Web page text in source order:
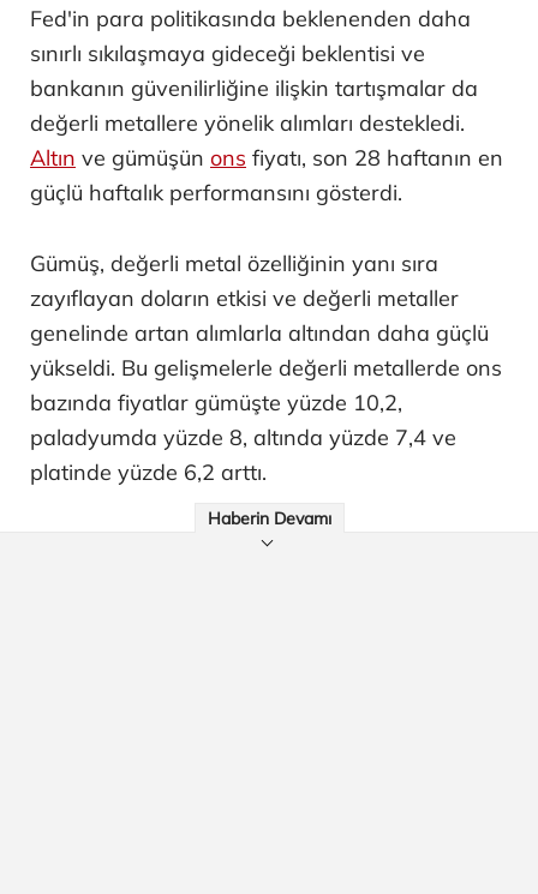
Fed'in para politikasında beklenenden daha
sınırlı sıkılaşmaya gideceği beklentisi ve
bankanın güvenilirliğine ilişkin tartışmalar da
değerli metallere yönelik alımları destekledi.
Altın ve gümüşün ons fiyatı, son 28 haftanın en
güçlü haftalık performansını gösterdi.
Gümüş, değerli metal özelliğinin yanı sıra
zayıflayan doların etkisi ve değerli metaller
genelinde artan alımlarla altından daha güçlü
yükseldi. Bu gelişmelerle değerli metallerde ons
bazında fiyatlar gümüşte yüzde 10,2,
paladyumda yüzde 8, altında yüzde 7,4 ve
platinde yüzde 6,2 arttı.
Haberin Devamı